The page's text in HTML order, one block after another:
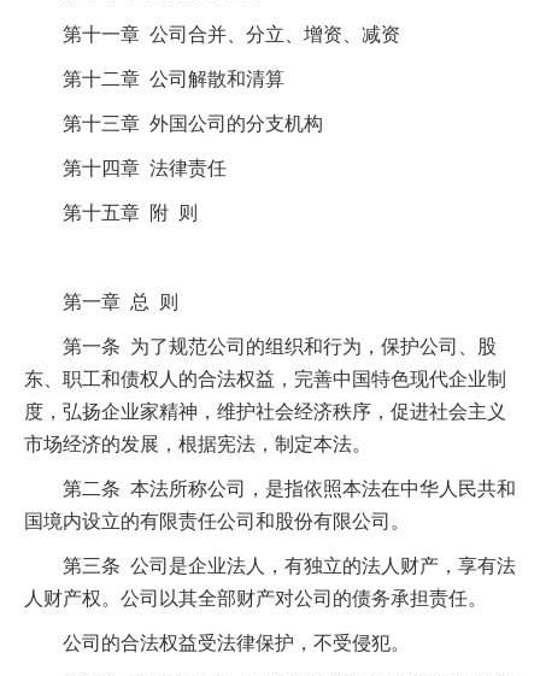
第十一章 公司合并、分立、增资、减资
第十二章 公司解散和清算
第十三章 外国公司的分支机构
第十四章 法律责任
第十五章 附 则
第一章 总 则
第一条 为了规范公司的组织和行为，保护公司、股
东、职工和债权人的合法权益，完善中国特色现代企业制
度，弘扬企业家精神，维护社会经济秩序，促进社会主义
市场经济的发展，根据宪法，制定本法。
第二条 本法所称公司，是指依照本法在中华人民共和
国境内设立的有限责任公司和股份有限公司。
第三条 公司是企业法人，有独立的法人财产，享有法
人财产权。公司以其全部财产对公司的债务承担责任。
公司的合法权益受法律保护，不受侵犯。